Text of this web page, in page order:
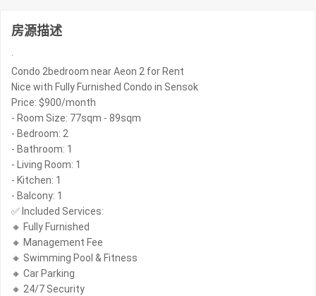
房源描述
·
Condo 2bedroom near Aeon 2 for Rent
Nice with Fully Furnished Condo in Sensok
Price: $900/month
- Room Size: 77sqm - 89sqm
- Bedroom: 2
- Bathroom: 1
- Living Room: 1
- Kitchen: 1
- Balcony: 1
✅ Included Services:
🔸 Fully Furnished
🔸 Management Fee
🔸 Swimming Pool & Fitness
🔸 Car Parking
🔸 24/7 Security